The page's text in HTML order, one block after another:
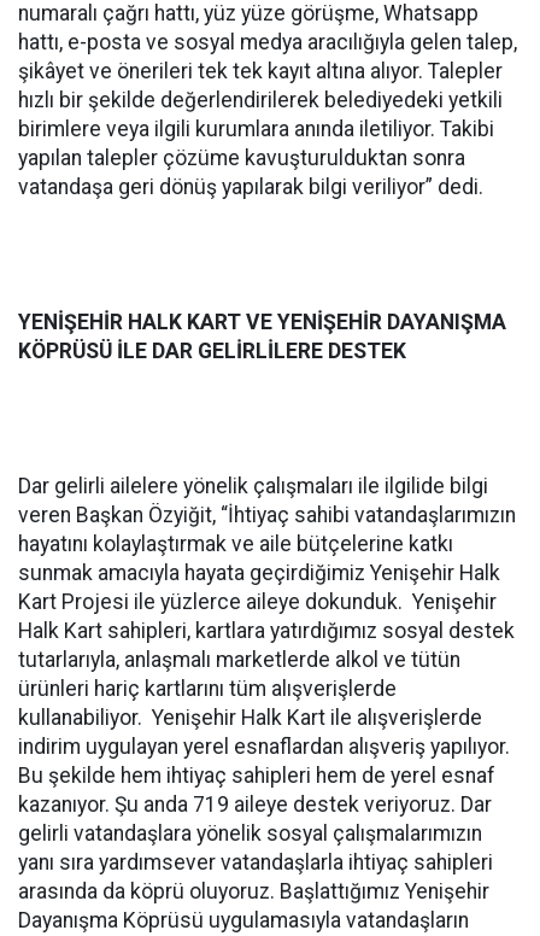
numaralı çağrı hattı, yüz yüze görüşme, Whatsapp
hattı, e-posta ve sosyal medya aracılığıyla gelen talep,
şikâyet ve önerileri tek tek kayıt altına alıyor. Talepler
hızlı bir şekilde değerlendirilerek belediyedeki yetkili
birimlere veya ilgili kurumlara anında iletiliyor. Takibi
yapılan talepler çözüme kavuşturulduktan sonra
vatandaşa geri dönüş yapılarak bilgi veriliyor” dedi.
YENİŞEHİR HALK KART VE YENİŞEHİR DAYANIŞMA
KÖPRÜSÜ İLE DAR GELİRLİLERE DESTEK
Dar gelirli ailelere yönelik çalışmaları ile ilgilide bilgi
veren Başkan Özyiğit, “İhtiyaç sahibi vatandaşlarımızın
hayatını kolaylaştırmak ve aile bütçelerine katkı
sunmak amacıyla hayata geçirdiğimiz Yenişehir Halk
Kart Projesi ile yüzlerce aileye dokunduk. Yenişehir
Halk Kart sahipleri, kartlara yatırdığımız sosyal destek
tutarlarıyla, anlaşmalı marketlerde alkol ve tütün
ürünleri hariç kartlarını tüm alışverişlerde
kullanabiliyor. Yenişehir Halk Kart ile alışverişlerde
indirim uygulayan yerel esnaflardan alışveriş yapılıyor.
Bu şekilde hem ihtiyaç sahipleri hem de yerel esnaf
kazanıyor. Şu anda 719 aileye destek veriyoruz. Dar
gelirli vatandaşlara yönelik sosyal çalışmalarımızın
yanı sıra yardımsever vatandaşlarla ihtiyaç sahipleri
arasında da köprü oluyoruz. Başlattığımız Yenişehir
Dayanışma Köprüsü uygulamasıyla vatandaşların